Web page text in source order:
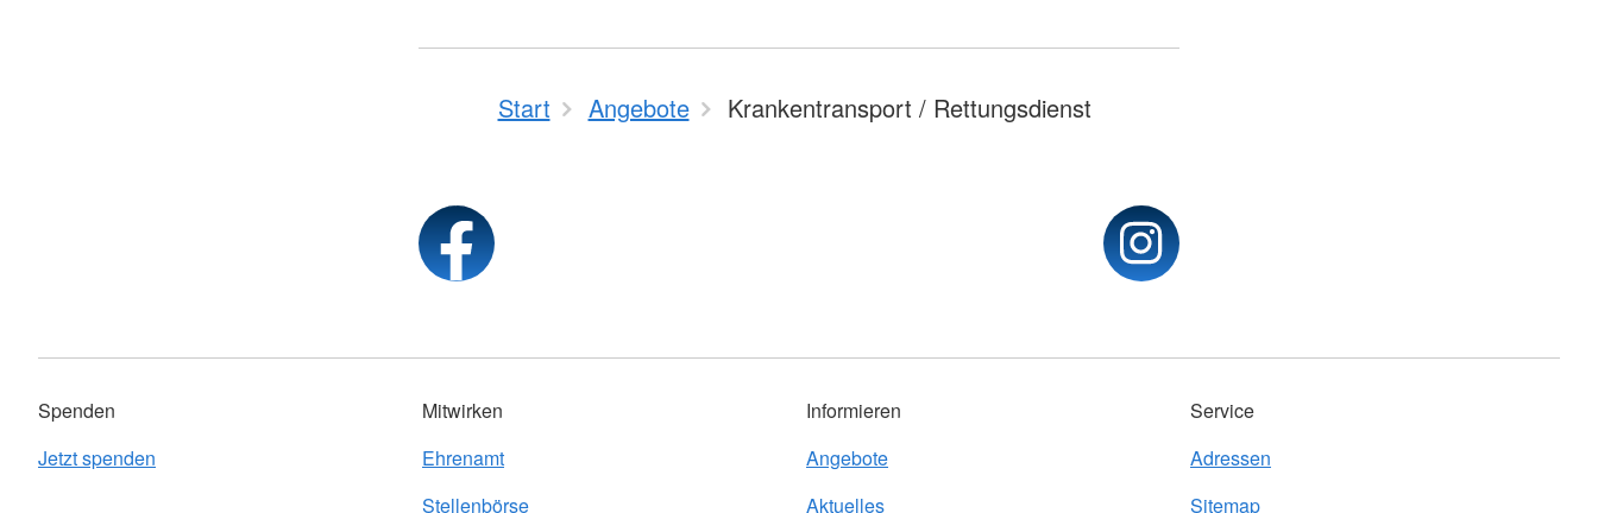
Start Angebote Krankentransport / Rettungsdienst
Spenden
Jetzt spenden
Mitwirken
Ehrenamt
Stellenbörse
Informieren
Angebote
Aktuelles
Service
Adressen
Sitemap